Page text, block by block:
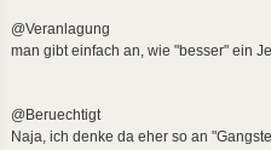
@Veranlagung
man gibt einfach an, wie "besser" ein
@Beruechtigt
Naja, ich denke da eher so an